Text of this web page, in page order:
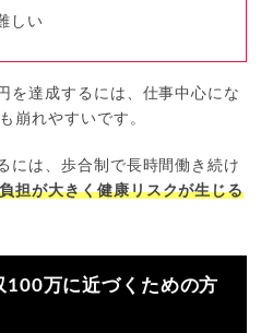
しい
を達成するには、仕事中心にな
崩れやすいです。
には、歩合制で長時間働き続け
担が大きく健康リスクが生じる
100万に近づくための方